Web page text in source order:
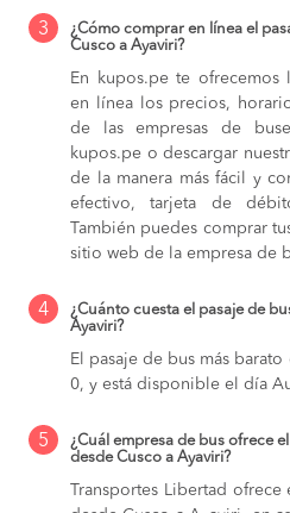
3
¿Cómo comprar en línea el
Cusco a Ayaviri?
En kupos.pe te
en línea los precios,
de las empresas de
kupos.pe o descargar
de la manera más fácil y
efectivo, tarjeta de
También puedes comprar
sitio web de la empresa de
4
¿Cuánto cuesta el pasaje de
Ayaviri?
El pasaje de bus más
0, y está disponible el día
5
¿Cuál empresa de bus ofrece
desde Cusco a Ayaviri?
Transportes Libertad ofrece